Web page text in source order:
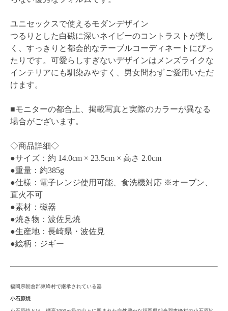
ユニセックスで使えるモダンデザイン
つるりとした白磁に深いネイビーのコントラストが美し
く、すっきりと都会的なテーブルコーディネートにぴっ
たりです。可愛らしすぎないデザインはメンズライクな
インテリアにも馴染みやすく、男女問わずご愛用いただ
けます。
■モニターの都合上、掲載写真と実際のカラーが異なる
場合がございます。
◇商品詳細◇
●サイズ：約 14.0cm × 23.5cm × 高さ 2.0cm
●重量：約385g
●仕様：電子レンジ使用可能、食洗機対応 ※オーブン、
直火不可
●素材：磁器
●焼き物：波佐見焼
●生産地：長崎県・波佐見
●絵柄：ジギー
福岡県朝倉郡東峰村で継承されている器
小石原焼